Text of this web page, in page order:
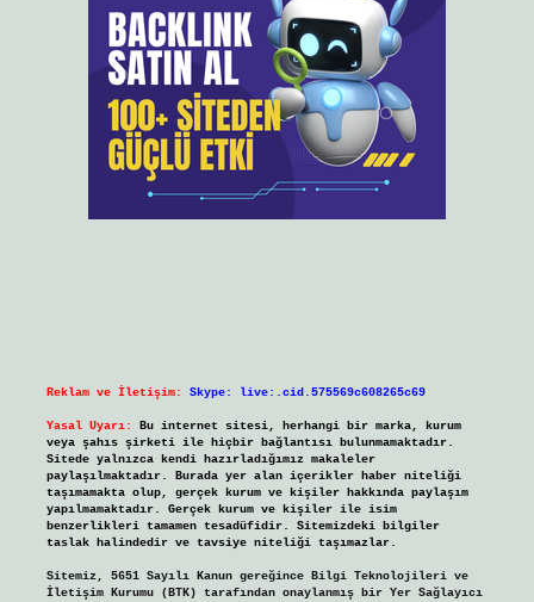
Reklam ve İletişim: Skype: live:.cid.575569c608265c69
Yasal Uyarı:
Bu internet sitesi, herhangi bir marka, kurum
veya şahıs şirketi ile hiçbir bağlantısı bulunmamaktadır.
Sitede yalnızca kendi hazırladığımız makaleler
paylaşılmaktadır. Burada yer alan içerikler haber niteliği
taşımamakta olup, gerçek kurum ve kişiler hakkında paylaşım
yapılmamaktadır. Gerçek kurum ve kişiler ile isim
benzerlikleri tamamen tesadüfidir. Sitemizdeki bilgiler
taslak halindedir ve tavsiye niteliği taşımazlar.
Sitemiz, 5651 Sayılı Kanun gereğince Bilgi Teknolojileri ve
İletişim Kurumu (BTK) tarafından onaylanmış bir Yer Sağlayıcı